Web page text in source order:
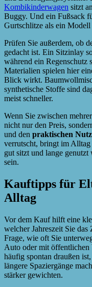
Kombikinderwagen sitzt
Buggy. Und ein Fußsack
Gurtschlitze als ein
Prüfen Sie außerdem, ob
gedacht ist. Ein Sitzinlay
während ein Regenschutz
Materialien spielen hier
Blick wirkt.
synthetische Stoffe sind
meist schneller.
Wenn Sie zwischen
nicht nur den Preis,
und den praktischen
verrutscht, bringt im Alltag
gut sitzt und lange
sein.
Kauftipps für
Alltag
Vor dem Kauf hilft eine
welcher Jahreszeit Sie
Frage, wie oft Sie
Auto oder mit öffentlichen
häufig spontan draußen
längere Spaziergänge
stärker gewichten.